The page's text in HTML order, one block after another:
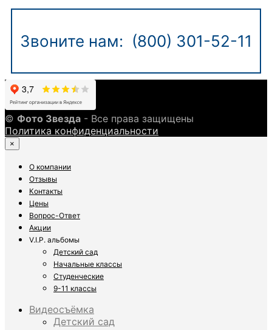
Звоните нам: (800) 301-52-11
© Фото Звезда - Все права защищены
Политика конфиденциальности
×
О компании
Отзывы
Контакты
Цены
Вопрос-Ответ
Акции
V.I.P. альбомы
Детский сад
Начальные классы
Студенческие
9-11 классы
Видеосъёмка
Детский сад